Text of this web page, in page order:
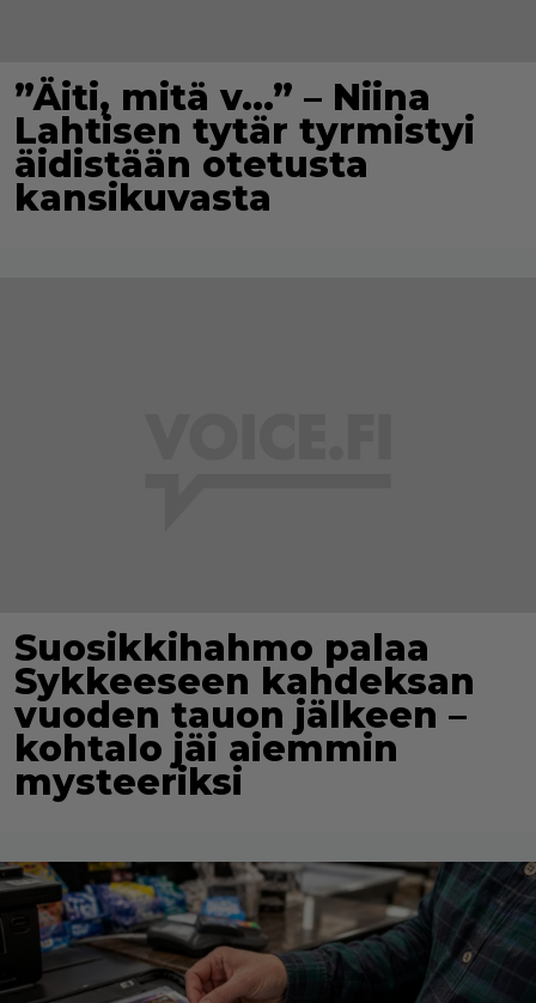
”Äiti, mitä v…” – Niina
Lahtisen tytär tyrmistyi
äidistään otetusta
kansikuvasta
Suosikkihahmo palaa
Sykkeeseen kahdeksan
vuoden tauon jälkeen –
kohtalo jäi aiemmin
mysteeriksi